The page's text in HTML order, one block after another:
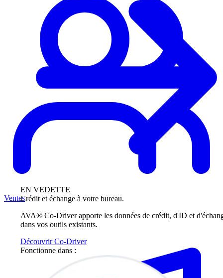
EN VEDETTE
Crédit et échange à votre bureau.
AVA® Co-Driver apporte les données de crédit, d'ID et
dans vos outils existants.
Découvrir Co-Driver
Fonctionne dans :
Ventes